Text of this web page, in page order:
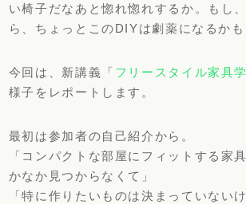
い椅子だなあと惚れ惚れするか。もし
ら、ちょっとこのDIYは劇薬になるかも
今回は、新講義「 フリースタイル家具学
様子をレポートします。
最初は参加者の自己紹介から。
「コンパクトな部屋にフィットする家
かなか見つからなくて」
「特に作りたいものは決まっていない